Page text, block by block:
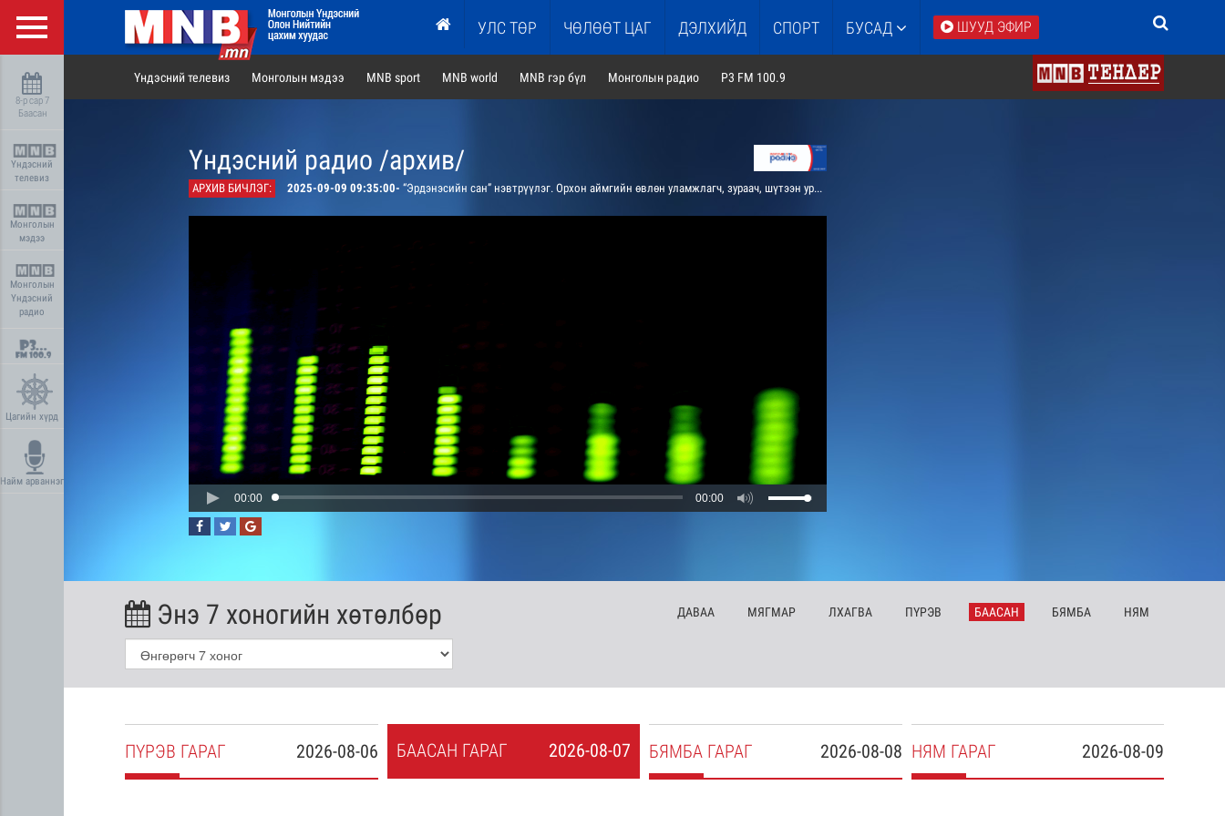
УЛС ТӨР ЧӨЛӨӨТ ЦАГ ДЭЛХИЙД СПОРТ БУСАД ШУУД ЭФИР
8-р сар 7
Баасан
Үндэсний
телевиз
Монголын
мэдээ
Монголын
Үндэсний
радио
Цагийн хүрд
Найм арваннэг
Үндэсний телевиз Монголын мэдээ MNB sport MNB world MNB гэр бүл Монголын радио P3 FM 100.9
Үндэсний радио /архив/
АРХИВ БИЧЛЭГ: 2025-09-09 09:35:00- “Эрдэнэсийн сан” нэвтрүүлэг. Орхон аймгийн өвлөн уламжлагч, зураач, шүтээн урлаач Б.Нэмэхнямтай уран бичлэг, шүтээн урлалын өв соёл сэдвээр ярилцана.
00:00 00:00
Энэ 7 хоногийн хөтөлбөр ДАВАА МЯГМАР ЛХАГВА ПҮРЭВ БААСАН БЯМБА НЯМ
2026-08-06
ПҮРЭВ ГАРАГ 2026-08-07
БААСАН ГАРАГ 2026-08-08
БЯМБА ГАРАГ 2026-08-09
НЯМ ГАРАГ